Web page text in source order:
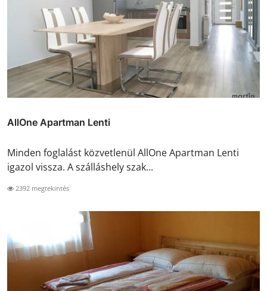
AllOne Apartman Lenti
Minden foglalást közvetlenül AllOne Apartman Lenti
igazol vissza. A szálláshely szak...
2392 megtekintés